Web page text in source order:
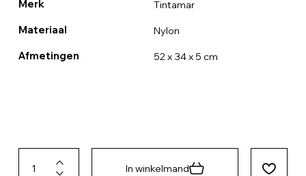
Merk Tintamar
Materiaal Nylon
Afmetingen 52 x 34 x 5 cm
In winkelmand